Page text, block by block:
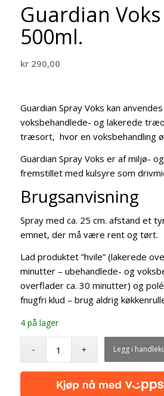
Guardian
500ml.
kr290,00
Guardian Spray Voks kan
voksbehandlede- og lakerede
træsort, hvor en voksbehandling
Guardian Spray Voks er af miljø-
fremstillet med kulsyre som
Brugsanvisning
Spray med ca. 25 cm. afstand et
emnet, der må være rent og tørt.
Lad produktet ”hvile” (lakerede
minutter – ubehandlede- og
overflader ca. 30 minutter) og
fnugfri klud – brug aldrig
4 på lager
Legg i